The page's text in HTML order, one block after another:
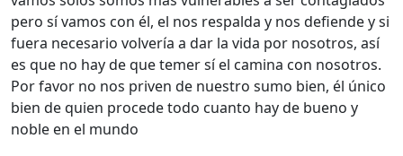
pero sí vamos con él, el nos respalda y nos defiende y si
fuera necesario volvería a dar la vida por nosotros, así
es que no hay de que temer sí el camina con nosotros.
Por favor no nos priven de nuestro sumo bien, él único
bien de quien procede todo cuanto hay de bueno y
noble en el mundo